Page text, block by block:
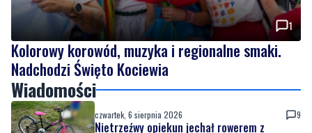
1
Kolorowy korowód, muzyka i regionalne smaki.
Nadchodzi Święto Kociewia
Wiadomości
czwartek, 6 sierpnia 2026 9
Nietrzeźwy opiekun jechał rowerem z